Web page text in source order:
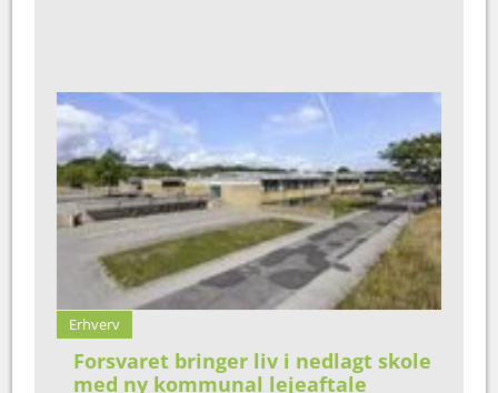
Erhverv
Forsvaret bringer liv i nedlagt skole
med ny kommunal lejeaftale